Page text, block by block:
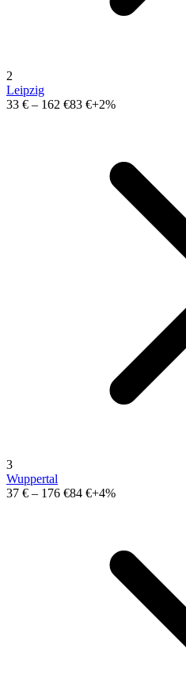
2
Leipzig
33 € – 162 €83 €+2%
3
Wuppertal
37 € – 176 €84 €+4%